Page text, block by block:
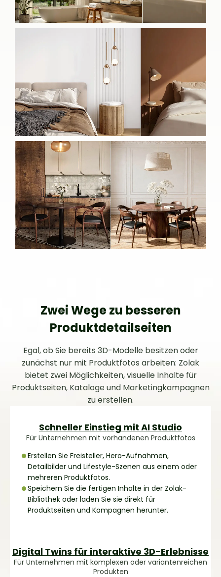
Zwei Wege zu besseren
Produktdetailseiten
Egal, ob Sie bereits 3D-Modelle besitzen oder
zunächst nur mit Produktfotos arbeiten: Zolak
bietet zwei Möglichkeiten, visuelle Inhalte für
Produktseiten, Kataloge und Marketingkampagnen
zu erstellen.
Schneller Einstieg mit AI Studio
Für Unternehmen mit vorhandenen Produktfotos
Erstellen Sie Freisteller, Hero-Aufnahmen,
Detailbilder und Lifestyle-Szenen aus einem oder
mehreren Produktfotos.
Speichern Sie die fertigen Inhalte in der Zolak-
Bibliothek oder laden Sie sie direkt für
Produktseiten und Kampagnen herunter.
Digital Twins für interaktive 3D-Erlebnisse
Für Unternehmen mit komplexen oder variantenreichen
Produkten